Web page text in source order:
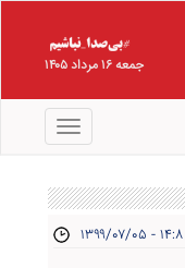
جمعه ۱۶ مرداد ۱۴۰۵
منو
۱۳۹۹/۰۷/۰۵ - ۱۴:۸